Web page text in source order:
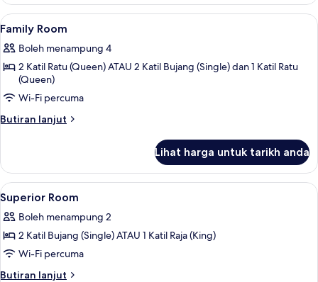
Lihat
semua
foto
untuk
Family
Room
6
Family Room
Boleh menampung 4
2 Katil Ratu (Queen) ATAU 2 Katil Bujang (Single) dan 1 Katil Ratu
(Queen)
Wi-Fi percuma
Butiran lanjut
Butiran
Room
Lihat harga untuk tarikh anda
Lihat
semua
foto
untuk
Superior
Room
6
Superior Room
Boleh menampung 2
2 Katil Bujang (Single) ATAU 1 Katil Raja (King)
Wi-Fi percuma
Butiran lanjut
Butiran